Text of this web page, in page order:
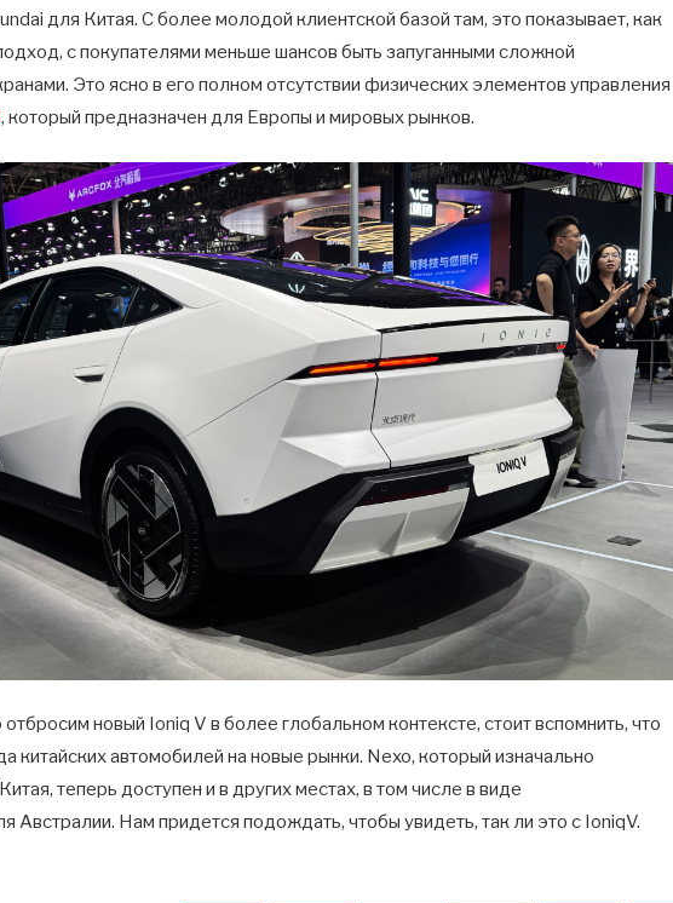
для Китая. С более молодой клиентской базой там, это показывает, как
с покупателями меньше шансов быть запуганными сложной
Это ясно в его полном отсутствии физических элементов управления
, который предназначен для Европы и мировых рынков.
новый Ioniq V в более глобальном контексте, стоит вспомнить, что
китайских автомобилей на новые рынки. Nexo, который изначально
теперь доступен и в других местах, в том числе в виде
Австралии. Нам придется подождать, чтобы увидеть, так ли это с IoniqV.